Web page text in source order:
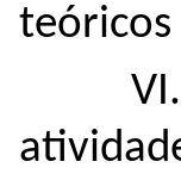
teóricos